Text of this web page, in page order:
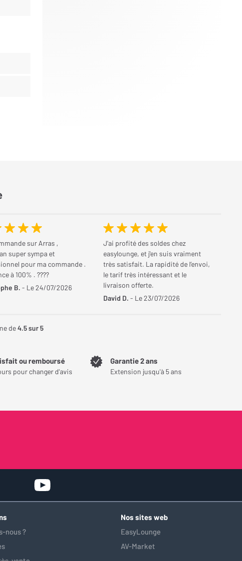
sur Arras ,
super sympa et
pour ma commande .
à 100% . ????
B. - Le 24/07/2026
J'ai profité des soldes chez
easylounge, et j'en suis vraiment
très satisfait. La rapidité de l’envoi,
le tarif très intéressant et le
livraison offerte.
David D. - Le 23/07/2026
de4.5sur 5
ou remboursé
pour changer d'avis
Garantie 2 ans
Extension jusqu'à 5 ans
nous ?
Nos sites web
EasyLounge
AV-Market